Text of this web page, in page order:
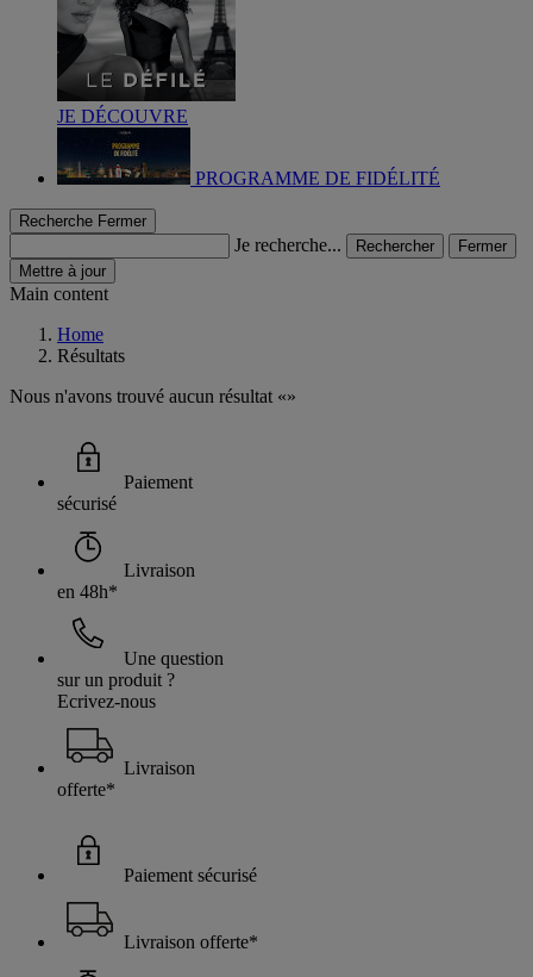
JE DÉCOUVRE
PROGRAMME DE FIDÉLITÉ
Recherche Fermer
Je recherche... Rechercher
Fermer
Mettre à jour
Main content
Home
Résultats
Nous n'avons trouvé aucun résultat
Paiement
sécurisé
Livraison
en 48h*
Une question
sur un produit ?
Ecrivez-nous
Livraison
offerte*
Paiement sécurisé
Livraison offerte*